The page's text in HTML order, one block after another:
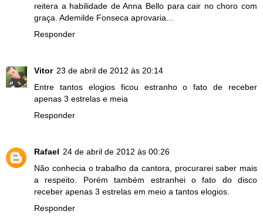
reitera a habilidade de Anna Bello para cair no choro com
graça. Ademilde Fonseca aprovaria...
Responder
Vitor 23 de abril de 2012 às 20:14
Entre tantos elogios ficou estranho o fato de receber
apenas 3 estrelas e meia
Responder
Rafael 24 de abril de 2012 às 00:26
Não conhecia o trabalho da cantora, procurarei saber mais
a respeito. Porém também estranhei o fato do disco
receber apenas 3 estrelas em meio a tantos elogios.
Responder